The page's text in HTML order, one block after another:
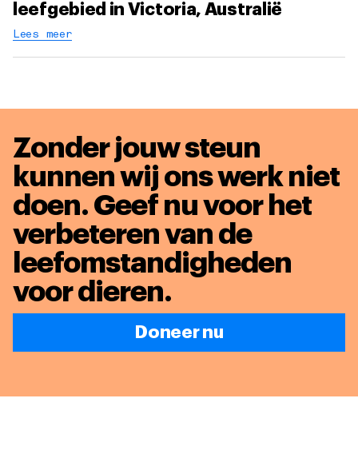
leefgebied in Victoria, Australië
Lees meer
Zonder jouw steun
kunnen wij ons werk niet
doen. Geef nu voor het
verbeteren van de
leefomstandigheden
voor dieren.
Doneer nu